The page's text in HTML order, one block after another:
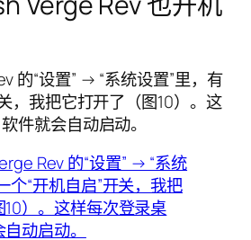
的“设置” → “系统设置”里，有
，我把它打开了（图10）。这
件就会自动启动。